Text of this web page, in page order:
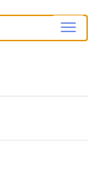
탐
색
전